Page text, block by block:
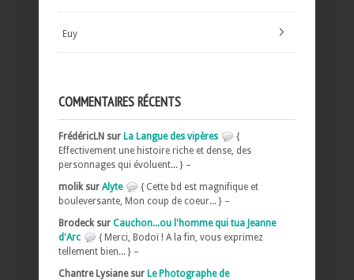
Euy
COMMENTAIRES RÉCENTS
FrédéricLN sur La Langue des vipères
{
Effectivement une histoire riche et dense, des
personnages qui évoluent... } –
molik sur Alyte
{ Cette bd est magnifique et
bouleversante, Mon coup de coeur... } –
Brodeck sur Cauchon...ou l'homme qui tua Jeanne
d'Arc
{ Merci, Bodoï ! A la fin, vous exprimez
tellement bien... } –
Chantre Lysiane sur Le Photographe de